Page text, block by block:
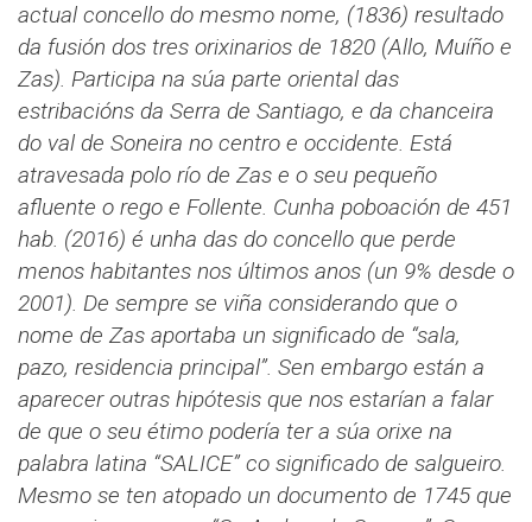
actual concello do mesmo nome, (1836) resultado
da fusión dos tres orixinarios de 1820 (Allo, Muíño e
Zas). Participa na súa parte oriental das
estribacións da Serra de Santiago, e da chanceira
do val de Soneira no centro e occidente. Está
atravesada polo río de Zas e o seu pequeño
afluente o rego e Follente. Cunha poboación de 451
hab. (2016) é unha das do concello que perde
menos habitantes nos últimos anos (un 9% desde o
2001). De sempre se viña considerando que o
nome de Zas aportaba un significado de “sala,
pazo, residencia principal”. Sen embargo están a
aparecer outras hipótesis que nos estarían a falar
de que o seu étimo podería ter a súa orixe na
palabra latina “SALICE” co significado de salgueiro.
Mesmo se ten atopado un documento de 1745 que